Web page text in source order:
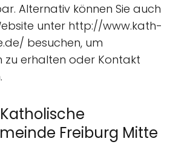
Alternativ können Sie auch
unter http://www.kath-
besuchen, um
zu erhalten oder Kontakt
Freiburg Mitte